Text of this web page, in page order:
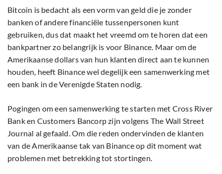
Bitcoin is bedacht als een vorm van geld die je zonder
banken of andere financiële tussenpersonen kunt
gebruiken, dus dat maakt het vreemd om te horen dat een
bankpartner zo belangrijk is voor Binance. Maar om de
Amerikaanse dollars van hun klanten direct aan te kunnen
houden, heeft Binance wel degelijk een samenwerking met
een bank in de Verenigde Staten nodig.
Pogingen om een samenwerking te starten met Cross River
Bank en Customers Bancorp zijn volgens The Wall Street
Journal al gefaald. Om die reden ondervinden de klanten
van de Amerikaanse tak van Binance op dit moment wat
problemen met betrekking tot stortingen.